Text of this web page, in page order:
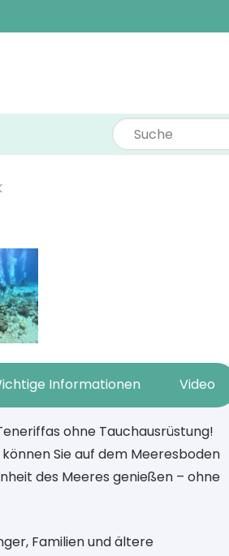
Informationen Video
ohne Tauchausrüstung!
Sie auf dem Meeresboden
des Meeres genießen – ohne
Familien und ältere